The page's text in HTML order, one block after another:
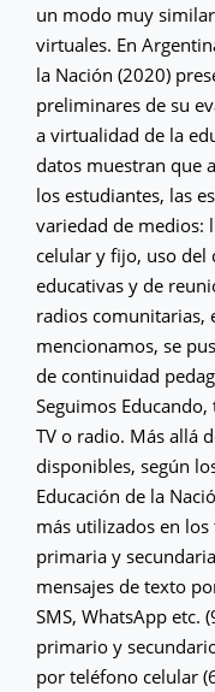
un modo muy
virtuales. En
la Nación (2020)
preliminares de su
a virtualidad de la
datos muestran que
los estudiantes, las
variedad de medios:
celular y fijo, uso
educativas y de
radios comunitarias,
mencionamos, se
de continuidad
Seguimos
TV o radio. Más allá
disponibles, según
Educación de la
más utilizados en los
primaria y
mensajes de texto
SMS, WhatsApp etc.
primario y
por teléfono celular